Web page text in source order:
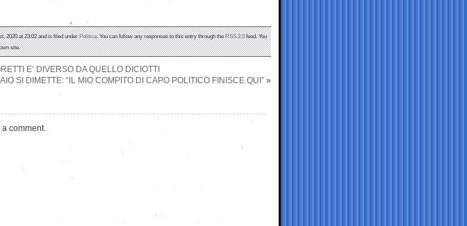
2020 at 23:02 and is filed underPolitica. You can follow any responses to this entry through theRSS 2.0feed. You
site.
E’ DIVERSO DA QUELLO DICIOTTI
SI DIMETTE: “IL MIO COMPITO DI CAPO POLITICO FINISCE QUI” »
a comment.